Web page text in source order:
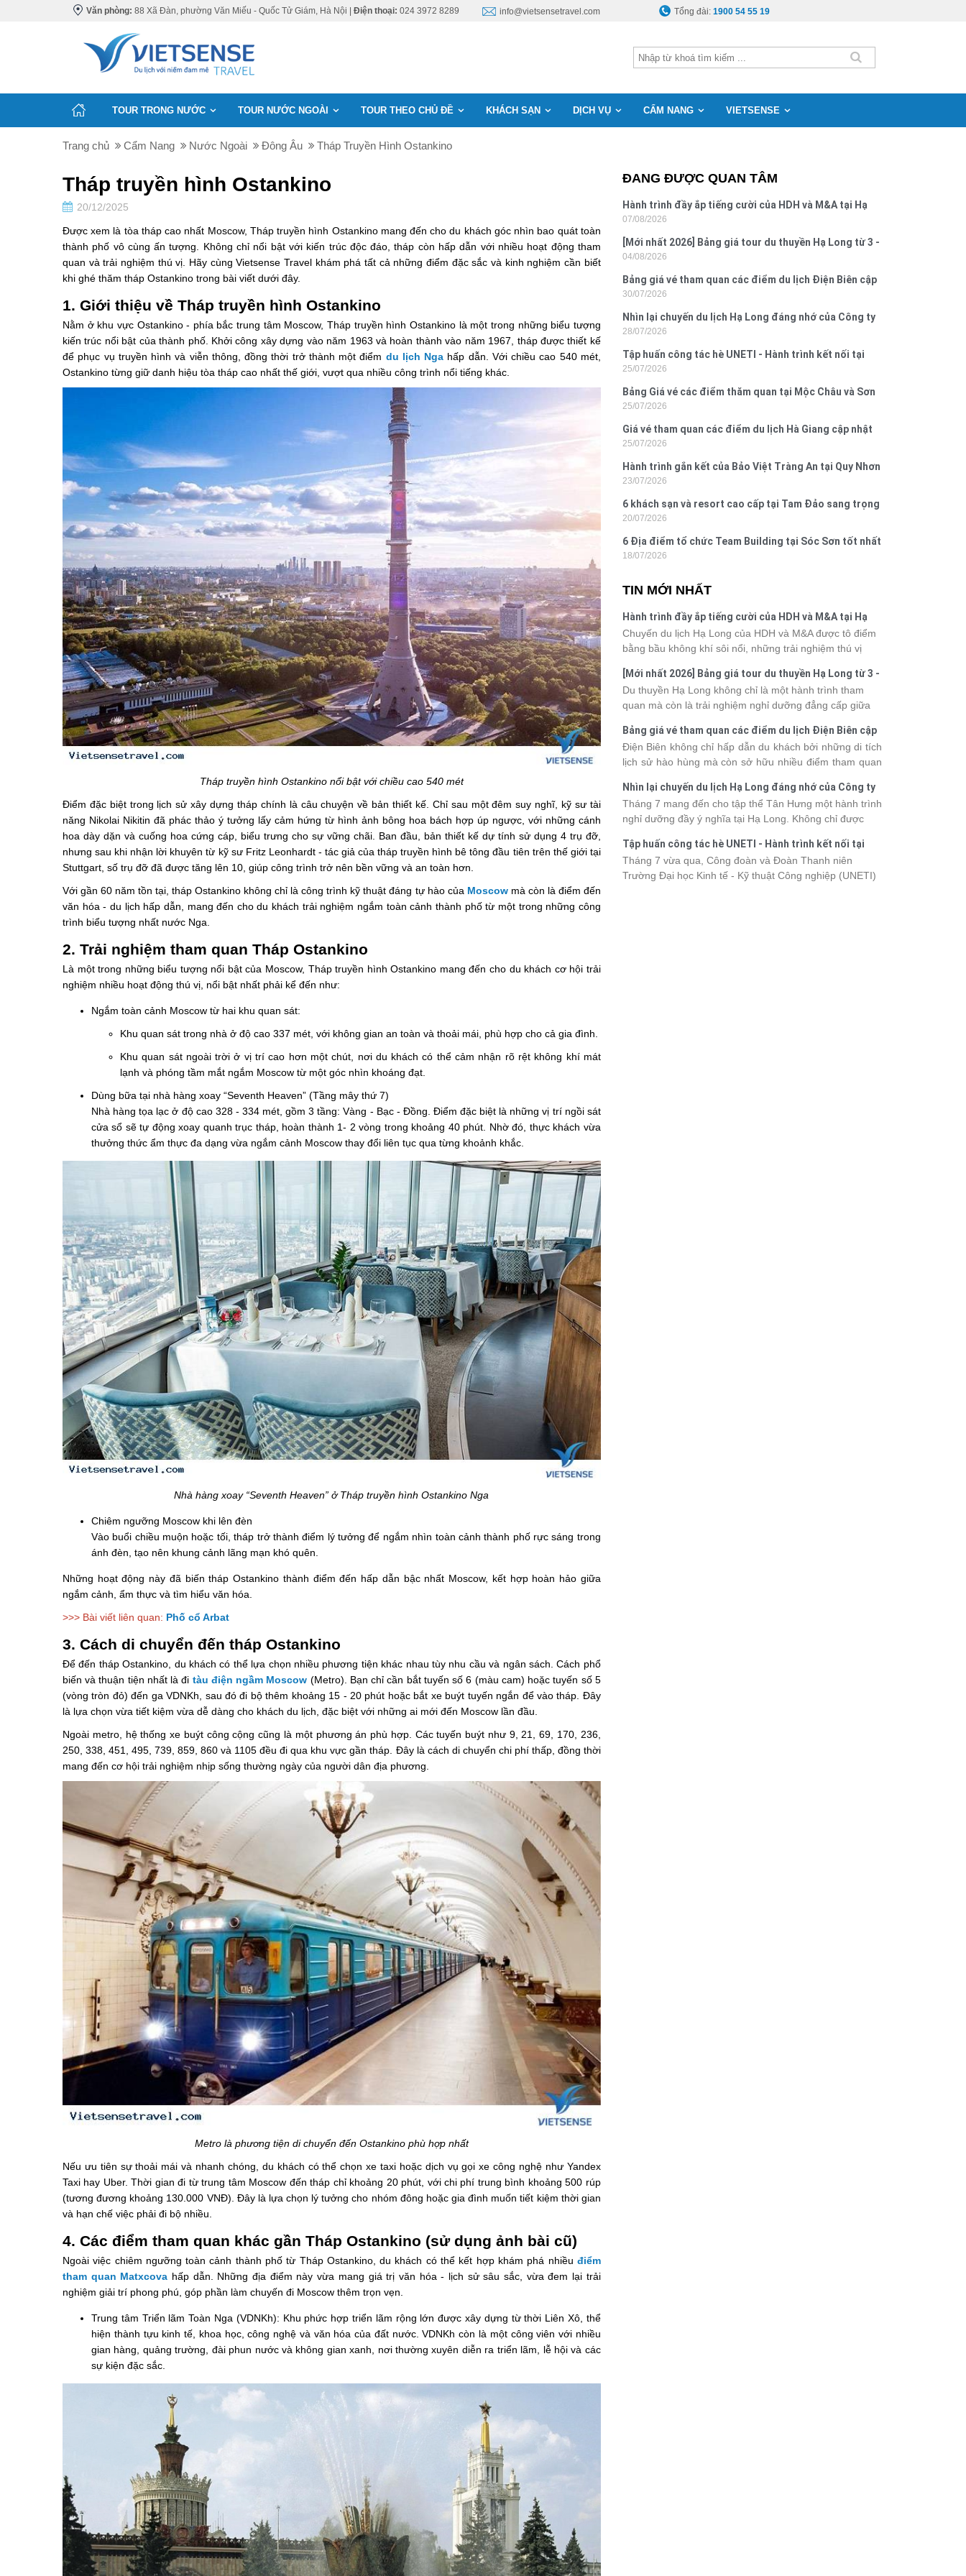
Văn phòng: 88 Xã Đàn, phường Văn Miếu - Quốc Tử Giám, Hà Nội | Điện thoại: 024 3972 8289 info@vietsensetravel.com Tổng đài:1900 54 55 19
TOUR TRONG NƯỚC TOUR NƯỚC NGOÀI TOUR THEO CHỦ ĐỀ KHÁCH SẠN DỊCH VỤ CẨM NANG VIETSENSE
Trang chủ Cẩm Nang Nước Ngoài Đông Âu Tháp Truyền Hình Ostankino
Tháp truyền hình Ostankino
20/12/2025
Được xem là tòa tháp cao nhất Moscow, Tháp truyền hình Ostankino mang đến cho du khách góc nhìn bao quát toàn
thành phố vô cùng ấn tượng. Không chỉ nổi bật với kiến trúc độc đáo, tháp còn hấp dẫn với nhiều hoạt động tham
quan và trải nghiệm thú vị. Hãy cùng Vietsense Travel khám phá tất cả những điểm đặc sắc và kinh nghiệm cần biết
khi ghé thăm tháp Ostankino trong bài viết dưới đây.
1. Giới thiệu về Tháp truyền hình Ostankino
Nằm ở khu vực Ostankino - phía bắc trung tâm Moscow, Tháp truyền hình Ostankino là một trong những biểu tượng
kiến trúc nổi bật của thành phố. Khởi công xây dựng vào năm 1963 và hoàn thành vào năm 1967, tháp được thiết kế
để phục vụ truyền hình và viễn thông, đồng thời trở thành một điểm du lịch Nga hấp dẫn. Với chiều cao 540 mét,
Ostankino từng giữ danh hiệu tòa tháp cao nhất thế giới, vượt qua nhiều công trình nổi tiếng khác.
Tháp truyền hình Ostankino nổi bật với chiều cao 540 mét
Điểm đặc biệt trong lịch sử xây dựng tháp chính là câu chuyện về bản thiết kế. Chỉ sau một đêm suy nghĩ, kỹ sư tài
năng Nikolai Nikitin đã phác thảo ý tưởng lấy cảm hứng từ hình ảnh bông hoa bách hợp úp ngược, với những cánh
hoa dày dặn và cuống hoa cứng cáp, biểu trưng cho sự vững chãi. Ban đầu, bản thiết kế dự tính sử dụng 4 trụ đỡ,
nhưng sau khi nhận lời khuyên từ kỹ sư Fritz Leonhardt - tác giả của tháp truyền hình bê tông đầu tiên trên thế giới tại
Stuttgart, số trụ đỡ đã được tăng lên 10, giúp công trình trở nên bền vững và an toàn hơn.
Với gần 60 năm tồn tại, tháp Ostankino không chỉ là công trình kỹ thuật đáng tự hào của Moscowmà còn là điểm đến
văn hóa - du lịch hấp dẫn, mang đến cho du khách trải nghiệm ngắm toàn cảnh thành phố từ một trong những công
trình biểu tượng nhất nước Nga.
2. Trải nghiệm tham quan Tháp Ostankino
Là một trong những biểu tượng nổi bật của Moscow, Tháp truyền hình Ostankino mang đến cho du khách cơ hội trải
nghiệm nhiều hoạt động thú vị, nổi bật nhất phải kể đến như:
Ngắm toàn cảnh Moscow từ hai khu quan sát:
Khu quan sát trong nhà ở độ cao 337 mét, với không gian an toàn và thoải mái, phù hợp cho cả gia đình.
Khu quan sát ngoài trời ở vị trí cao hơn một chút, nơi du khách có thể cảm nhận rõ rệt không khí mát
lạnh và phóng tầm mắt ngắm Moscow từ một góc nhìn khoáng đạt.
Dùng bữa tại nhà hàng xoay “Seventh Heaven” (Tầng mây thứ 7)
Nhà hàng tọa lạc ở độ cao 328 - 334 mét, gồm 3 tầng: Vàng - Bạc - Đồng. Điểm đặc biệt là những vị trí ngồi sát
cửa sổ sẽ tự động xoay quanh trục tháp, hoàn thành 1- 2 vòng trong khoảng 40 phút. Nhờ đó, thực khách vừa
thưởng thức ẩm thực đa dạng vừa ngắm cảnh Moscow thay đổi liên tục qua từng khoảnh khắc.
Nhà hàng xoay “Seventh Heaven” ở Tháp truyền hình Ostankino Nga
Chiêm ngưỡng Moscow khi lên đèn
Vào buổi chiều muộn hoặc tối, tháp trở thành điểm lý tưởng để ngắm nhìn toàn cảnh thành phố rực sáng trong
ánh đèn, tạo nên khung cảnh lãng mạn khó quên.
Những hoạt động này đã biến tháp Ostankino thành điểm đến hấp dẫn bậc nhất Moscow, kết hợp hoàn hảo giữa
ngắm cảnh, ẩm thực và tìm hiểu văn hóa.
>>> Bài viết liên quan: Phố cổ Arbat
3. Cách di chuyển đến tháp Ostankino
Để đến tháp Ostankino, du khách có thể lựa chọn nhiều phương tiện khác nhau tùy nhu cầu và ngân sách. Cách phổ
biến và thuận tiện nhất là đi tàu điện ngầm Moscow (Metro). Bạn chỉ cần bắt tuyến số 6 (màu cam) hoặc tuyến số 5
(vòng tròn đỏ) đến ga VDNKh, sau đó đi bộ thêm khoảng 15 - 20 phút hoặc bắt xe buýt tuyến ngắn để vào tháp. Đây
là lựa chọn vừa tiết kiệm vừa dễ dàng cho khách du lịch, đặc biệt với những ai mới đến Moscow lần đầu.
Ngoài metro, hệ thống xe buýt công cộng cũng là một phương án phù hợp. Các tuyến buýt như 9, 21, 69, 170, 236,
250, 338, 451, 495, 739, 859, 860 và 1105 đều đi qua khu vực gần tháp. Đây là cách di chuyển chi phí thấp, đồng thời
mang đến cơ hội trải nghiệm nhịp sống thường ngày của người dân địa phương.
Metro là phương tiện di chuyển đến Ostankino phù hợp nhất
Nếu ưu tiên sự thoải mái và nhanh chóng, du khách có thể chọn xe taxi hoặc dịch vụ gọi xe công nghệ như Yandex
Taxi hay Uber. Thời gian đi từ trung tâm Moscow đến tháp chỉ khoảng 20 phút, với chi phí trung bình khoảng 500 rúp
(tương đương khoảng 130.000 VNĐ). Đây là lựa chọn lý tưởng cho nhóm đông hoặc gia đình muốn tiết kiệm thời gian
và hạn chế việc phải đi bộ nhiều.
4. Các điểm tham quan khác gần Tháp Ostankino (sử dụng ảnh bài cũ)
Ngoài việc chiêm ngưỡng toàn cảnh thành phố từ Tháp Ostankino, du khách có thể kết hợp khám phá nhiều điểm
tham quan Matxcova hấp dẫn. Những địa điểm này vừa mang giá trị văn hóa - lịch sử sâu sắc, vừa đem lại trải
nghiệm giải trí phong phú, góp phần làm chuyến đi Moscow thêm trọn vẹn.
Trung tâm Triển lãm Toàn Nga (VDNKh): Khu phức hợp triển lãm rộng lớn được xây dựng từ thời Liên Xô, thể
hiện thành tựu kinh tế, khoa học, công nghệ và văn hóa của đất nước. VDNKh còn là một công viên với nhiều
gian hàng, quảng trường, đài phun nước và không gian xanh, nơi thường xuyên diễn ra triển lãm, lễ hội và các
sự kiện đặc sắc.
ĐANG ĐƯỢC QUAN TÂM
Hành trình đầy ắp tiếng cười của HDH và M&A tại Hạ
Long
07/08/2026
[Mới nhất 2026] Bảng giá tour du thuyền Hạ Long từ 3 -
6 sao
04/08/2026
Bảng giá vé tham quan các điểm du lịch Điện Biên cập
nhật 2026
30/07/2026
Nhìn lại chuyến du lịch Hạ Long đáng nhớ của Công ty
Tân Hưng 2026
28/07/2026
Tập huấn công tác hè UNETI - Hành trình kết nối tại
Hòn Dấu, Đồ Sơn
25/07/2026
Bảng Giá vé các điểm thăm quan tại Mộc Châu và Sơn
La 2026
25/07/2026
Giá vé tham quan các điểm du lịch Hà Giang cập nhật
2026
25/07/2026
Hành trình gắn kết của Bảo Việt Tràng An tại Quy Nhơn
- Phú Yên
23/07/2026
6 khách sạn và resort cao cấp tại Tam Đảo sang trọng
tiện nghi
20/07/2026
6 Địa điểm tổ chức Team Building tại Sóc Sơn tốt nhất
hiện nay
18/07/2026
TIN MỚI NHẤT
Hành trình đầy ắp tiếng cười của HDH và M&A tại Hạ
Long
Chuyến du lịch Hạ Long của HDH và M&A được tô điểm
bằng bầu không khí sôi nổi, những trải nghiệm thú vị
quan thiên nhiên đến những phút giây đồng hành bên
nhau, tất cả đã tạo nên một chuyến đi tràn đầy cảm xúc
và dấu ấn khó quên.
[Mới nhất 2026] Bảng giá tour du thuyền Hạ Long từ 3 -
6 sao
Du thuyền Hạ Long không chỉ là một hành trình tham
quan mà còn là trải nghiệm nghỉ dưỡng đẳng cấp giữa
thuyền sẽ có mức giá và dịch vụ khác nhau, khiến nhiều
du khách băn khoăn khi lựa chọn. Bài viết dưới đây sẽ
cập nhật bảng giá tour du thuyền Hạ Long mới nhất
2026 từ 3 - 6 sao, giúp bạn dễ dàng so sánh và tìm
được hành trình phù hợp với nhu cầu cũng như ngân
sách.
Bảng giá vé tham quan các điểm du lịch Điện Biên cập
nhật 2026
Điện Biên không chỉ hấp dẫn du khách bởi những di tích
lịch sử hào hùng mà còn sở hữu nhiều điểm tham quan
đang lên kế hoạch khám phá vùng đất này, việc cập nhật
trước giá vé sẽ giúp bạn chủ động hơn trong lịch trình và
chi phí. Cùng Vietsense Travel tham khảo bảng giá vé
tham quan các điểm du lịch Điện Biênmới nhất năm
2026 ngay dưới đây.
Nhìn lại chuyến du lịch Hạ Long đáng nhớ của Công ty
Tân Hưng 2026
Tháng 7 mang đến cho tập thể Tân Hưng một hành trình
nghỉ dưỡng đầy ý nghĩa tại Hạ Long. Không chỉ được
thành viên còn có dịp gắn kết, sẻ chia và lưu giữ nhiều
khoảnh khắc đáng nhớ. Hãy cùng nhìn lại chuyến đi
ngập tràn niềm vui và những trải nghiệm khó quên.
Tập huấn công tác hè UNETI - Hành trình kết nối tại
Hòn Dấu, Đồ Sơn
Tháng 7 vừa qua, Công đoàn và Đoàn Thanh niên
Trường Đại học Kinh tế - Kỹ thuật Công nghiệp (UNETI)